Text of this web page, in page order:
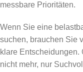
messbare Prioritäten.
Wenn Sie eine
suchen, brauchen Sie
klare Entscheidungen.
nicht mehr, nur